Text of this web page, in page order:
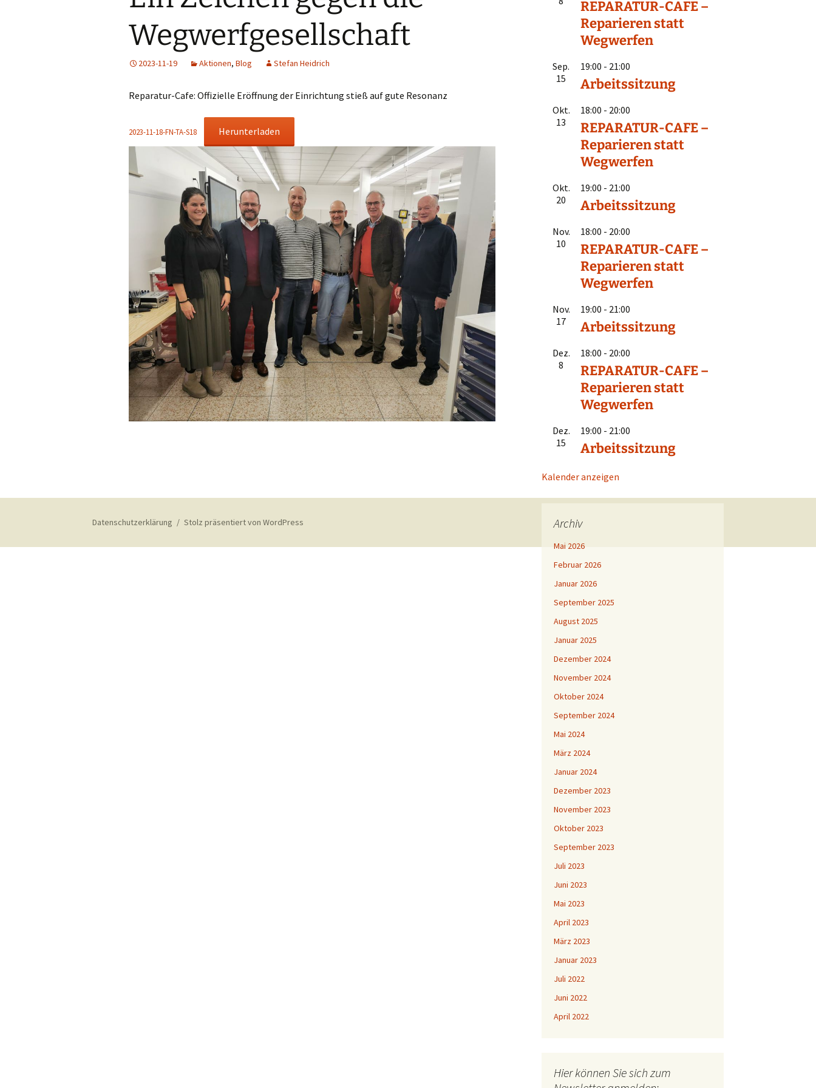
Wegwerfgesellschaft
2023-11-19 Aktionen, Blog Stefan Heidrich
Reparatur-Cafe: Offizielle Eröffnung der Einrichtung stieß auf gute Resonanz
2023-11-18-FN-TA-S18 Herunterladen
REPARATUR-CAFE –
Reparieren statt
Wegwerfen
Sep.
15
19:00 - 21:00
Arbeitssitzung
Okt.
13
18:00 - 20:00
REPARATUR-CAFE –
Reparieren statt
Wegwerfen
Okt.
20
19:00 - 21:00
Arbeitssitzung
Nov.
10
18:00 - 20:00
REPARATUR-CAFE –
Reparieren statt
Wegwerfen
Nov.
17
19:00 - 21:00
Arbeitssitzung
Dez.
8
18:00 - 20:00
REPARATUR-CAFE –
Reparieren statt
Wegwerfen
Dez.
15
19:00 - 21:00
Arbeitssitzung
Kalender anzeigen
Archiv
Mai 2026
Februar 2026
Januar 2026
September 2025
August 2025
Januar 2025
Dezember 2024
November 2024
Oktober 2024
September 2024
Mai 2024
März 2024
Januar 2024
Dezember 2023
November 2023
Oktober 2023
September 2023
Juli 2023
Juni 2023
Mai 2023
April 2023
März 2023
Januar 2023
Juli 2022
Juni 2022
April 2022
Hier können Sie sich zum
Datenschutzerklärung Stolz präsentiert von WordPress